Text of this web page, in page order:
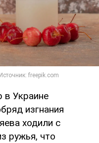
в Украине
изгнания
ходили с
ружья, что